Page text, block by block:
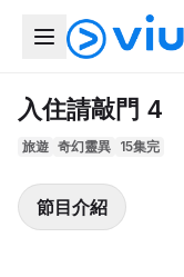
入住請敲門 4
旅遊 奇幻靈異 15集完
節目介紹